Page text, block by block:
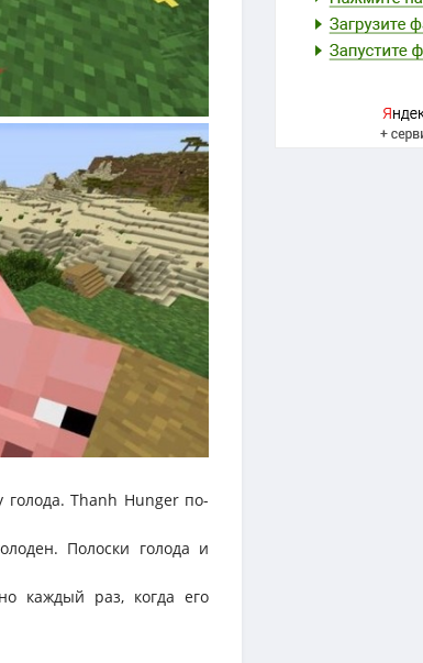
голода. Thanh Hunger по-
Полоски голода и
каждый раз, когда его